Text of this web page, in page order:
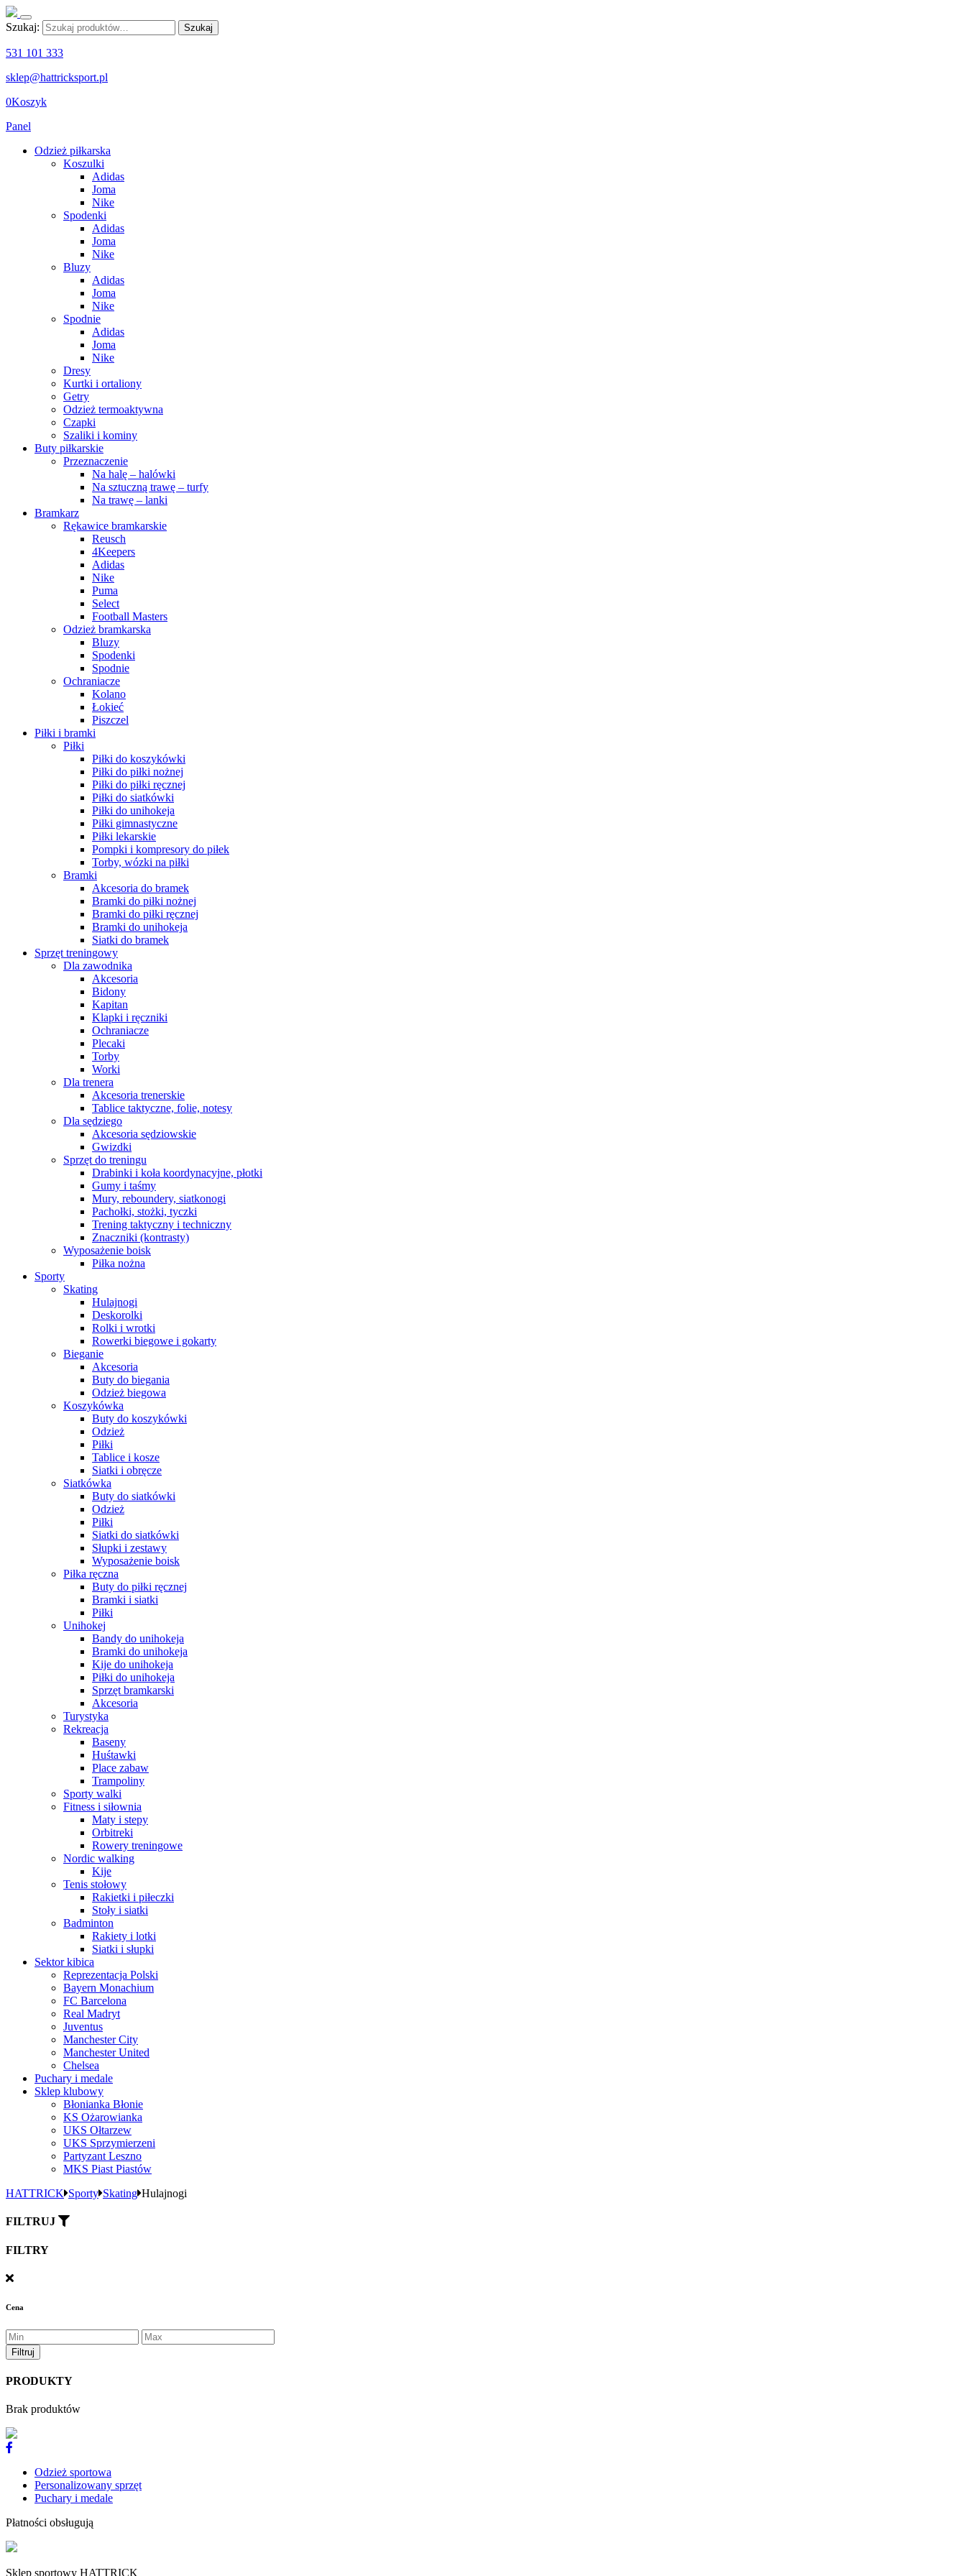
Szukaj: Szukaj
531 101 333
sklep@hattricksport.pl
0Koszyk
Panel
Odzież piłkarska
Koszulki
Adidas
Joma
Nike
Spodenki
Adidas
Joma
Nike
Bluzy
Adidas
Joma
Nike
Spodnie
Adidas
Joma
Nike
Dresy
Kurtki i ortaliony
Getry
Odzież termoaktywna
Czapki
Szaliki i kominy
Buty piłkarskie
Przeznaczenie
Na halę – halówki
Na sztuczną trawę – turfy
Na trawę – lanki
Bramkarz
Rękawice bramkarskie
Reusch
4Keepers
Adidas
Nike
Puma
Select
Football Masters
Odzież bramkarska
Bluzy
Spodenki
Spodnie
Ochraniacze
Kolano
Łokieć
Piszczel
Piłki i bramki
Piłki
Piłki do koszykówki
Piłki do piłki nożnej
Piłki do piłki ręcznej
Piłki do siatkówki
Piłki do unihokeja
Piłki gimnastyczne
Piłki lekarskie
Pompki i kompresory do piłek
Torby, wózki na piłki
Bramki
Akcesoria do bramek
Bramki do piłki nożnej
Bramki do piłki ręcznej
Bramki do unihokeja
Siatki do bramek
Sprzęt treningowy
Dla zawodnika
Akcesoria
Bidony
Kapitan
Klapki i ręczniki
Ochraniacze
Plecaki
Torby
Worki
Dla trenera
Akcesoria trenerskie
Tablice taktyczne, folie, notesy
Dla sędziego
Akcesoria sędziowskie
Gwizdki
Sprzęt do treningu
Drabinki i koła koordynacyjne, płotki
Gumy i taśmy
Mury, reboundery, siatkonogi
Pachołki, stożki, tyczki
Trening taktyczny i techniczny
Znaczniki (kontrasty)
Wyposażenie boisk
Piłka nożna
Sporty
Skating
Hulajnogi
Deskorolki
Rolki i wrotki
Rowerki biegowe i gokarty
Bieganie
Akcesoria
Buty do biegania
Odzież biegowa
Koszykówka
Buty do koszykówki
Odzież
Piłki
Tablice i kosze
Siatki i obręcze
Siatkówka
Buty do siatkówki
Odzież
Piłki
Siatki do siatkówki
Słupki i zestawy
Wyposażenie boisk
Piłka ręczna
Buty do piłki ręcznej
Bramki i siatki
Piłki
Unihokej
Bandy do unihokeja
Bramki do unihokeja
Kije do unihokeja
Piłki do unihokeja
Sprzęt bramkarski
Akcesoria
Turystyka
Rekreacja
Baseny
Huśtawki
Place zabaw
Trampoliny
Sporty walki
Fitness i siłownia
Maty i stepy
Orbitreki
Rowery treningowe
Nordic walking
Kije
Tenis stołowy
Rakietki i piłeczki
Stoły i siatki
Badminton
Rakiety i lotki
Siatki i słupki
Sektor kibica
Reprezentacja Polski
Bayern Monachium
FC Barcelona
Real Madryt
Juventus
Manchester City
Manchester United
Chelsea
Puchary i medale
Sklep klubowy
Błonianka Błonie
KS Ożarowianka
UKS Ołtarzew
UKS Sprzymierzeni
Partyzant Leszno
MKS Piast Piastów
HATTRICK Sporty Skating Hulajnogi
FILTRUJ
FILTRY
Cena
PRODUKTY
Brak produktów
Odzież sportowa
Personalizowany sprzęt
Puchary i medale
Płatności obsługują
Sklep sportowy HATTRICK